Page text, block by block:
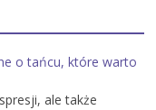
o tańcu, które warto
ale także